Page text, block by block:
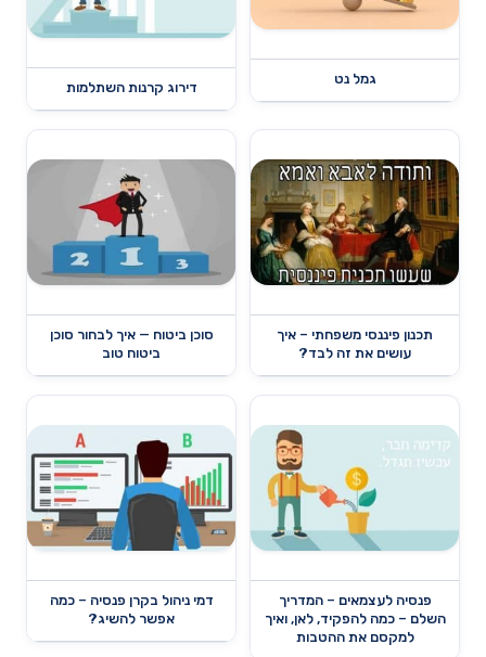
גמל נט
דירוג קרנות השתלמות
תכנון פיננסי משפחתי – איך
עושים את זה לבד?
סוכן ביטוח — איך לבחור סוכן
ביטוח טוב
פנסיה לעצמאים – המדריך
השלם – כמה להפקיד, לאן, ואיך
למקסם את ההטבות
דמי ניהול בקרן פנסיה – כמה
אפשר להשיג?